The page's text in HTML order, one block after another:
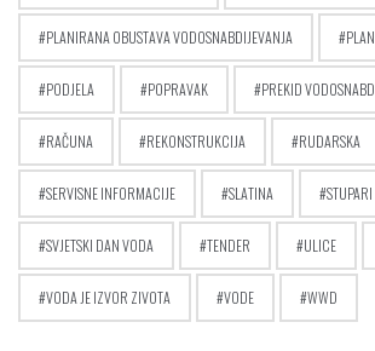
PLANIRANA OBUSTAVA VODOSNABDIJEVANJA
PODJELA POPRAVAK PREKID
RAČUNA REKONSTRUKCIJA RUDARSKA
SERVISNE INFORMACIJE SLATINA STUPARI
SVJETSKI DAN VODA TENDER ULICE
VODA JE IZVOR ZIVOTA VODE WWD